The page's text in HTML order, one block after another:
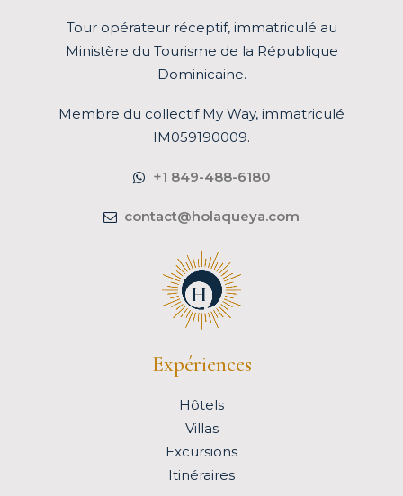
Tour opérateur réceptif, immatriculé au
Ministère du Tourisme de la République
Dominicaine.
Membre du collectif My Way, immatriculé
IM059190009.
+1 849-488-6180
contact@holaqueya.com
Expériences
Hôtels
Villas
Excursions
Itinéraires